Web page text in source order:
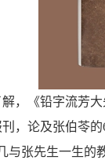
《铅字流芳大先
，论及张伯苓
与张先生一生的